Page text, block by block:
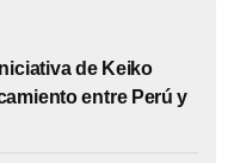
de Keiko
entre Perú y